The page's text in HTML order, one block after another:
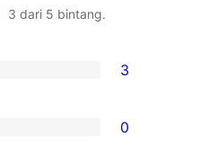
3 dari 5 bintang.
3
0